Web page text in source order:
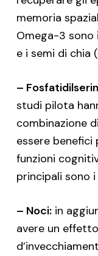
memoria
Omega-3 sono
e i semi di chia
–
studi pilota
combinazione
essere benefici
funzioni
principali sono
– Noci:in
avere un